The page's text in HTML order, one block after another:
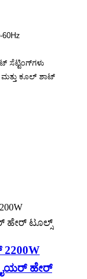
ಸೆಟ್ಟಿಂಗ್‌ಗಳು
ಕೂಲ್ ಶಾಟ್
ಹೇರ್